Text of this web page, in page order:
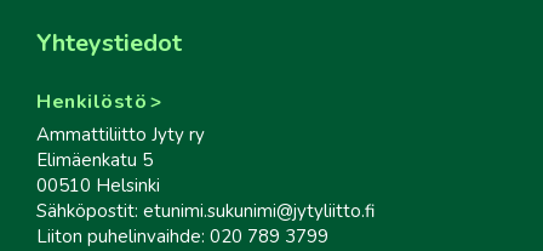
Yhteystiedot
Henkilöstö
Ammattiliitto Jyty ry
Elimäenkatu 5
00510 Helsinki
Sähköpostit: etunimi.sukunimi@jytyliitto.fi
Liiton puhelinvaihde: 020 789 3799